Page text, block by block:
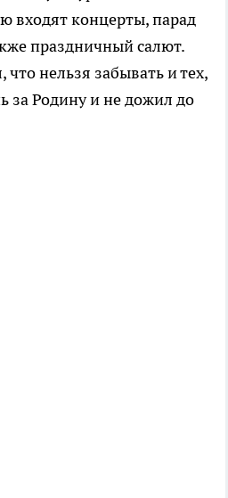
входят концерты, парад
праздничный салют.
нельзя забывать и тех,
за Родину и не дожил до